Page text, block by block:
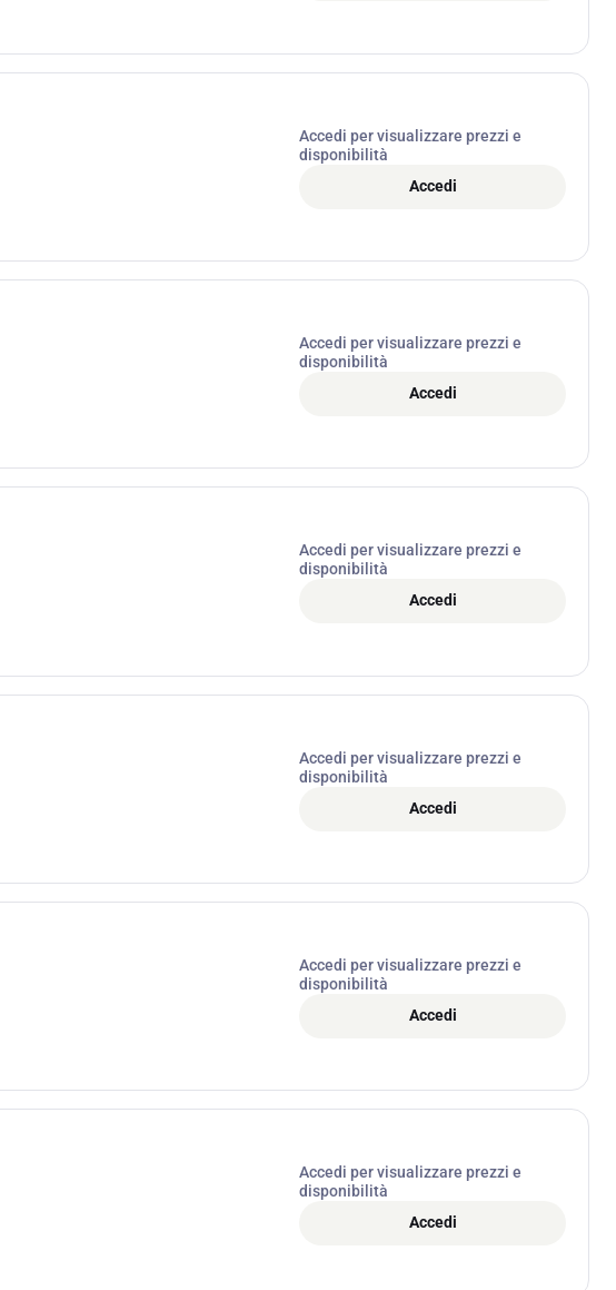
Accedi per visualizzare prezzi e
disponibilità
Accedi
Accedi per visualizzare prezzi e
disponibilità
Accedi
Accedi per visualizzare prezzi e
disponibilità
Accedi
Accedi per visualizzare prezzi e
disponibilità
Accedi
Accedi per visualizzare prezzi e
disponibilità
Accedi
Accedi per visualizzare prezzi e
disponibilità
Accedi